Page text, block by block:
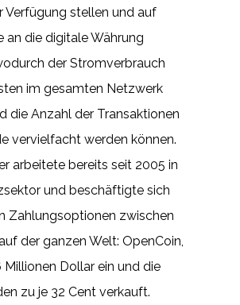
Verfügung stellen und auf
an die digitale Währung
der Stromverbrauch
im gesamten Netzwerk
die Anzahl der Transaktionen
vervielfacht werden können.
arbeitete bereits seit 2005 in
und beschäftigte sich
Zahlungsoptionen zwischen
der ganzen Welt: OpenCoin,
Dollar ein und die
zu je 32 Cent verkauft.